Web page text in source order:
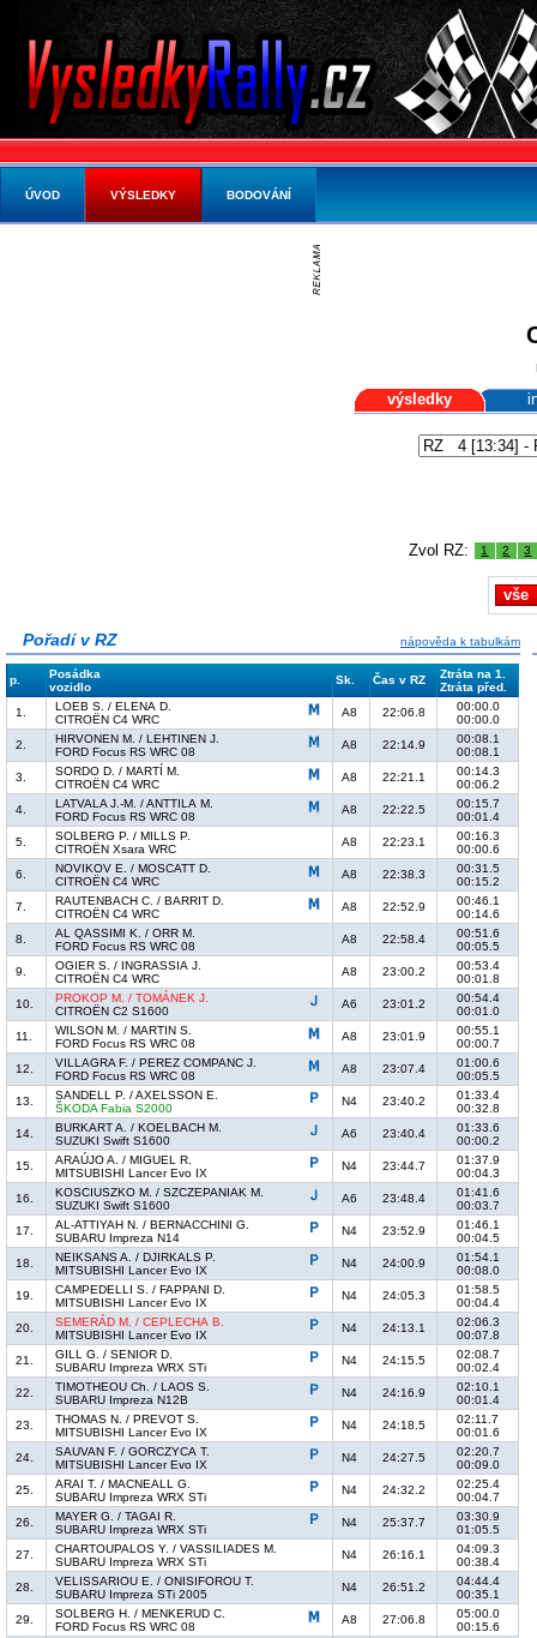
výsledky
Zvol RZ: 1 2 3
vše
Pořadí v RZ nápověda k tabulkám
p.
Posádka
vozidlo
Sk. Čas v RZ
Ztráta na 1.
Ztráta před.
1.
LOEB S. / ELENA D.
CITROËN C4 WRC
A8 22:06.8
00:00.0
00:00.0
2.
HIRVONEN M. / LEHTINEN J.
FORD Focus RS WRC 08
A8 22:14.9
00:08.1
00:08.1
3.
SORDO D. / MARTÍ M.
CITROËN C4 WRC
A8 22:21.1
00:14.3
00:06.2
4.
LATVALA J.-M. / ANTTILA M.
FORD Focus RS WRC 08
A8 22:22.5
00:15.7
00:01.4
5.
SOLBERG P. / MILLS P.
CITROËN Xsara WRC
A8 22:23.1
00:16.3
00:00.6
6.
NOVIKOV E. / MOSCATT D.
CITROËN C4 WRC
A8 22:38.3
00:31.5
00:15.2
7.
RAUTENBACH C. / BARRIT D.
CITROËN C4 WRC
A8 22:52.9
00:46.1
00:14.6
8.
AL QASSIMI K. / ORR M.
FORD Focus RS WRC 08
A8 22:58.4
00:51.6
00:05.5
9.
OGIER S. / INGRASSIA J.
CITROËN C4 WRC
A8 23:00.2
00:53.4
00:01.8
10.
PROKOP M. / TOMÁNEK J.
CITROËN C2 S1600
A6 23:01.2
00:54.4
00:01.0
11.
WILSON M. / MARTIN S.
FORD Focus RS WRC 08
A8 23:01.9
00:55.1
00:00.7
12.
VILLAGRA F. / PEREZ COMPANC J.
FORD Focus RS WRC 08
A8 23:07.4
01:00.6
00:05.5
13.
SANDELL P. / AXELSSON E.
ŠKODA Fabia S2000
N4 23:40.2
01:33.4
00:32.8
14.
BURKART A. / KOELBACH M.
SUZUKI Swift S1600
A6 23:40.4
01:33.6
00:00.2
15.
ARAÚJO A. / MIGUEL R.
MITSUBISHI Lancer Evo IX
N4 23:44.7
01:37.9
00:04.3
16.
KOSCIUSZKO M. / SZCZEPANIAK M.
SUZUKI Swift S1600
A6 23:48.4
01:41.6
00:03.7
17.
AL-ATTIYAH N. / BERNACCHINI G.
SUBARU Impreza N14
N4 23:52.9
01:46.1
00:04.5
18.
NEIKSANS A. / DJIRKALS P.
MITSUBISHI Lancer Evo IX
N4 24:00.9
01:54.1
00:08.0
19.
CAMPEDELLI S. / FAPPANI D.
MITSUBISHI Lancer Evo IX
N4 24:05.3
01:58.5
00:04.4
20.
SEMERÁD M. / CEPLECHA B.
MITSUBISHI Lancer Evo IX
N4 24:13.1
02:06.3
00:07.8
21.
GILL G. / SENIOR D.
SUBARU Impreza WRX STi
N4 24:15.5
02:08.7
00:02.4
22.
TIMOTHEOU Ch. / LAOS S.
SUBARU Impreza N12B
N4 24:16.9
02:10.1
00:01.4
23.
THOMAS N. / PREVOT S.
MITSUBISHI Lancer Evo IX
N4 24:18.5
02:11.7
00:01.6
24.
SAUVAN F. / GORCZYCA T.
MITSUBISHI Lancer Evo IX
N4 24:27.5
02:20.7
00:09.0
25.
ARAI T. / MACNEALL G.
SUBARU Impreza WRX STi
N4 24:32.2
02:25.4
00:04.7
26.
MAYER G. / TAGAI R.
SUBARU Impreza WRX STi
N4 25:37.7
03:30.9
01:05.5
27.
CHARTOUPALOS Y. / VASSILIADES M.
SUBARU Impreza WRX STi
N4 26:16.1
04:09.3
00:38.4
28.
VELISSARIOU E. / ONISIFOROU T.
SUBARU Impreza STi 2005
N4 26:51.2
04:44.4
00:35.1
29.
SOLBERG H. / MENKERUD C.
FORD Focus RS WRC 08
A8 27:06.8
05:00.0
00:15.6
ÚVOD VÝSLEDKY BODOVÁNÍ